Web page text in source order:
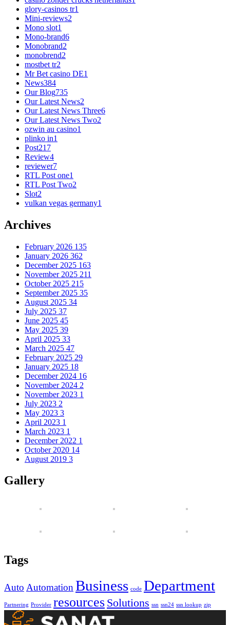
glory-casinos tr1
Mini-reviews2
Mono slot1
Mono-brand6
Monobrand2
monobrend2
mostbet tr2
Mr Bet casino DE1
News384
Our Blog735
Our Latest News2
Our Latest News Three6
Our Latest News Two2
ozwin au casino1
plinko in1
Post217
Review4
reviewer7
RTL Post one1
RTL Post Two2
Slot2
vulkan vegas germany1
Archives
February 2026 135
January 2026 362
December 2025 163
November 2025 211
October 2025 215
September 2025 35
August 2025 34
July 2025 37
June 2025 45
May 2025 39
April 2025 33
March 2025 47
February 2025 29
January 2025 18
December 2024 16
November 2024 2
November 2023 1
July 2023 2
May 2023 3
April 2023 1
March 2023 1
December 2022 1
October 2020 14
August 2019 3
Gallery
Tags
Auto Automation Business code Department
Partnering Provider resources Solutions ssn ssn24 ssn lookup zip